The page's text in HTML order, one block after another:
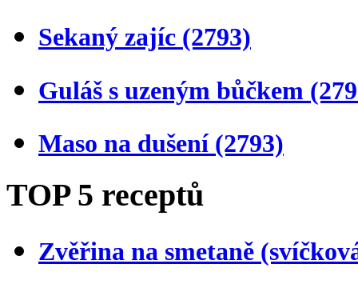
Sekaný zajíc (2793)
Guláš s uzeným bůčkem
Maso na dušení (2793)
TOP 5 receptů
Zvěřina na smetaně